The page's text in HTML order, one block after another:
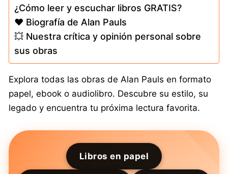
¿Cómo leer y escuchar libros GRATIS?
❤️ Biografía de Alan Pauls
💥 Nuestra crítica y opinión personal sobre
sus obras
Explora todas las obras de Alan Pauls en formato
papel, ebook o audiolibro. Descubre su estilo, su
legado y encuentra tu próxima lectura favorita.
Libros en papel